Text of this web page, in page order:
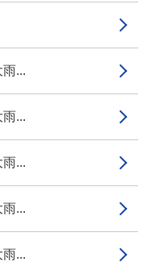
...
...
...
...
...